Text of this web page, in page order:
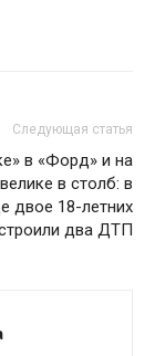
Следующая статья
в «Форд» и на
велике в столб: в
двое 18-летних
два ДТП